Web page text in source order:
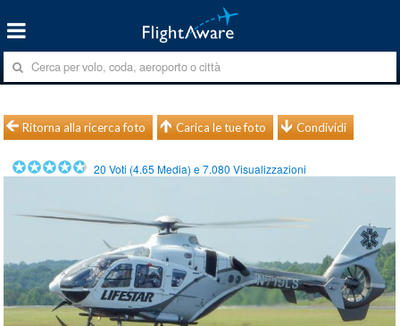
Ritorna alla ricerca foto Carica le tue foto Condividi
20 Voti (4.65 Media) e7.080 Visualizzazioni